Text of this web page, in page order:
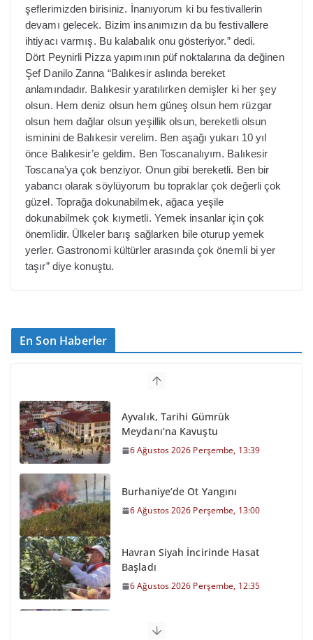
şeflerimizden birisiniz. İnanıyorum ki bu festivallerin
devamı gelecek. Bizim insanımızın da bu festivallere
ihtiyacı varmış. Bu kalabalık onu gösteriyor.” dedi.
Dört Peynirli Pizza yapımının püf noktalarına da değinen
Şef Danilo Zanna “Balıkesir aslında bereket
anlamındadır. Balıkesir yaratılırken demişler ki her şey
olsun. Hem deniz olsun hem güneş olsun hem rüzgar
olsun hem dağlar olsun yeşillik olsun, bereketli olsun
isminini de Balıkesir verelim. Ben aşağı yukarı 10 yıl
önce Balıkesir’e geldim. Ben Toscanalıyım. Balıkesir
Toscana’ya çok benziyor. Onun gibi bereketli. Ben bir
yabancı olarak söylüyorum bu topraklar çok değerli çok
güzel. Toprağa dokunabilmek, ağaca yeşile
dokunabilmek çok kıymetli. Yemek insanlar için çok
önemlidir. Ülkeler barış sağlarken bile oturup yemek
yerler. Gastronomi kültürler arasında çok önemli bi yer
taşır” diye konuştu.
En Son Haberler
Ayvalık, Tarihi Gümrük
Meydanı’na Kavuştu
6 Ağustos 2026 Perşembe, 13:39
Burhaniye’de Ot Yangını
6 Ağustos 2026 Perşembe, 13:00
Havran Siyah İncirinde Hasat
Başladı
6 Ağustos 2026 Perşembe, 12:35
Otomobil Şarampole Devrildi